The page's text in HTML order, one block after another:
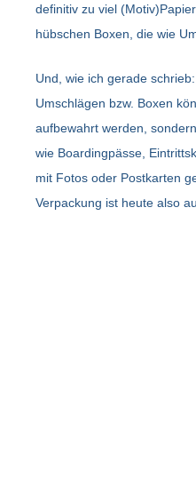
definitiv zu viel
hübschen Boxen, die wie
Und, wie ich gerade
Umschlägen bzw. Boxen
aufbewahrt werden,
wie Boardingpässe,
mit Fotos oder Postkarten
Verpackung ist heute also